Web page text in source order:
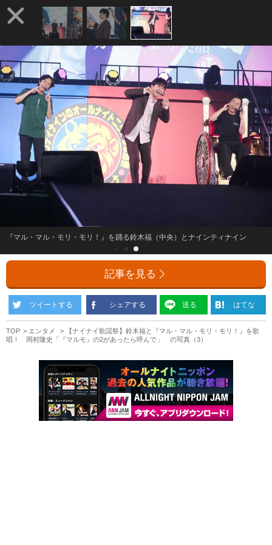
『マル・マル・モリ・モリ！』を踊る鈴木福（中央）とナインティナイン
記事を見る
ツイートする シェアする 送る はてな
TOP エンタメ
【ナイナイ歌謡祭】鈴木福と『マル・マル・モリ・モリ！』を歌
唱！ 岡村隆史「『マルモ』の2があったら呼んで」 の写真（3）